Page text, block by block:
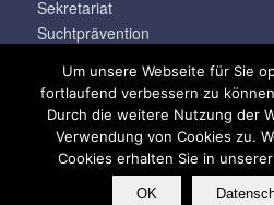
Sekretariat
Suchtprävention
info@klara-oppenheimer-
Um unsere Webseite für Sie
fortlaufend verbessern zu
Durch die weitere Nutzung der
Verwendung von Cookies zu.
Cookies erhalten Sie in
OK